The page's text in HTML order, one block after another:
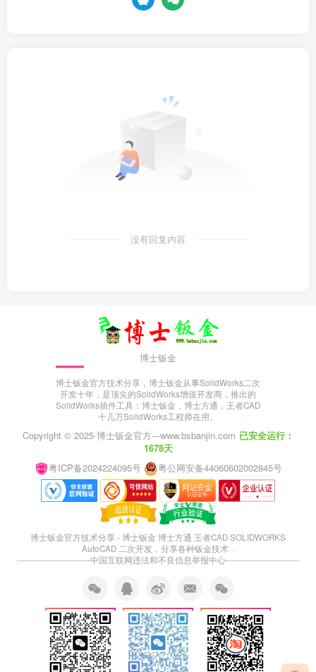
没有回复内容
博士钣金
博士钣金官方技术分享，博士钣金从事SolidWorks二次
开发十年，是顶尖的SolidWorks增值开发商，推出的
SolidWorks插件工具：博士钣金，博士方通，王者CAD
十几万SolidWorks工程师在用。
Copyright © 2025·博士钣金官方---www.bsbanjin.com 已安全运行：
1678天
粤ICP备2024224095号
粤公网安备44060602002845号
博士钣金官方技术分享 - 博士钣金 博士方通 王者CAD SOLIDWORKS
AutoCAD 二次开发，分享各种钣金技术 ·
--------------------------中国互联网违法和不良信息举报中心--------------------------